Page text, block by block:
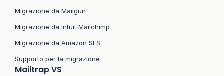
Migrazione da Mailgun
Migrazione da Intuit Mailchimp
Migrazione da Amazon SES
Supporto per la migrazione
Mailtrap VS